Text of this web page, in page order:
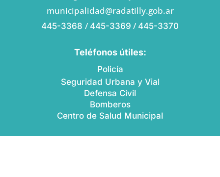
municipalidad@radatilly.gob.ar
445-3368 / 445-3369 / 445-3370
Teléfonos útiles:
Policía
Seguridad Urbana y Vial
Defensa Civil
Bomberos
Centro de Salud Municipal